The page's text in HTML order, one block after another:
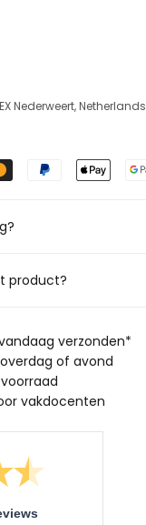
Nederweert, Netherlands
product?
verzonden*
of avond
vakdocenten